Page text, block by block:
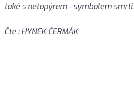
také s netopýrem - symbolem smrti.
Čte : HYNEK ČERMÁK